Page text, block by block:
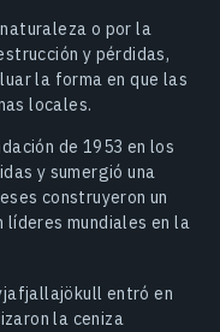
o por la
y pérdidas,
la forma en que las
locales.
de 1953 en los
y sumergió una
construyeron un
líderes mundiales en la
entró en
la ceniza